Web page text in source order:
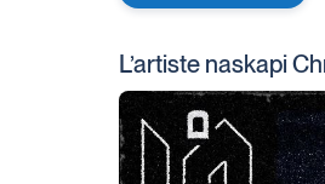
lien
dans
une
nouvelle
fenêtre
L’artiste naskapi